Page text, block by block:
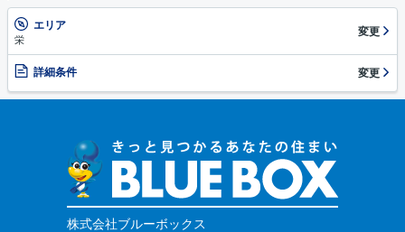
エリア
栄
変更
詳細条件 変更
株式会社ブルーボックス